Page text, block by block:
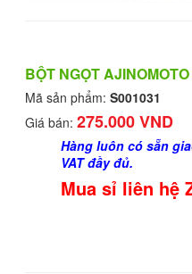
BỘT NGỌT
Mã sản phẩm: S001031
Giá bán: 275.000 VND
Hàng luôn có sẵn
VAT đầy đủ.
Mua sỉ liên hệ